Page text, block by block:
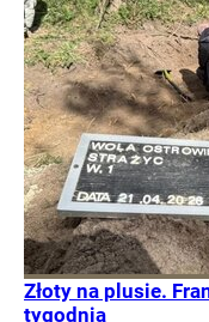
Złoty na plusie.
tygodnia